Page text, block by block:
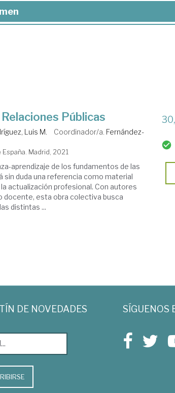
Públicas
Luis M. Coordinador/a. Fernández-
Madrid, 2021
aprendizaje de los fundamentos de las
sin duda una referencia como material
actualización profesional. Con autores
docente, esta obra colectiva busca
distintas ...
DE NOVEDADES SÍGUENOS